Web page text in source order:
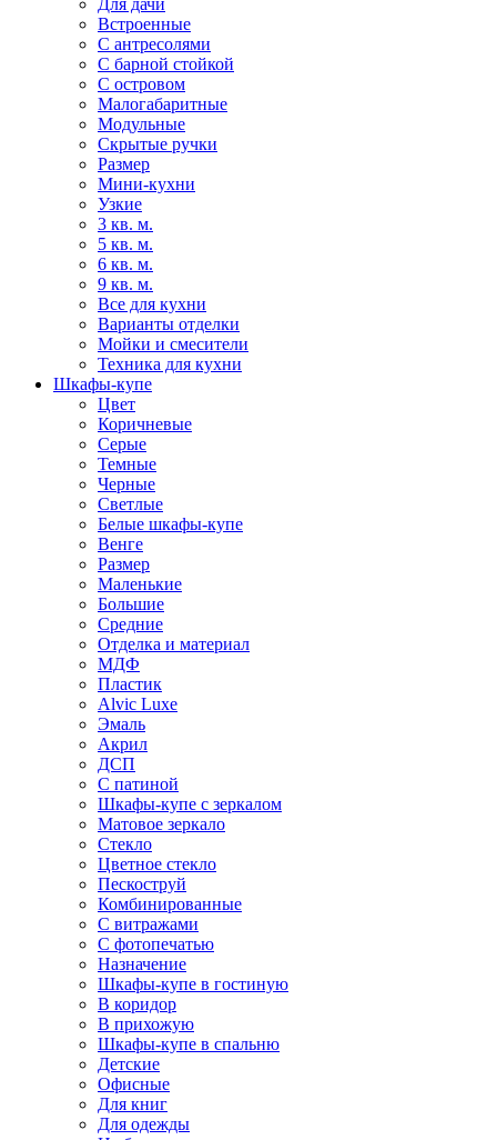
Для дачи
Встроенные
С антресолями
С барной стойкой
С островом
Малогабаритные
Модульные
Скрытые ручки
Размер
Мини-кухни
Узкие
3 кв. м.
5 кв. м.
6 кв. м.
9 кв. м.
Все для кухни
Варианты отделки
Мойки и смесители
Техника для кухни
Шкафы-купе
Цвет
Коричневые
Серые
Темные
Черные
Светлые
Белые шкафы-купе
Венге
Размер
Маленькие
Большие
Средние
Отделка и материал
МДФ
Пластик
Alvic Luxe
Эмаль
Акрил
ДСП
С патиной
Шкафы-купе с зеркалом
Матовое зеркало
Стекло
Цветное стекло
Пескоструй
Комбинированные
С витражами
С фотопечатью
Назначение
Шкафы-купе в гостиную
В коридор
В прихожую
Шкафы-купе в спальню
Детские
Офисные
Для книг
Для одежды